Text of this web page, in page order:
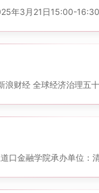
年3月21日15:00-
浪财经 全球经济治理
金融学院 承办单位：